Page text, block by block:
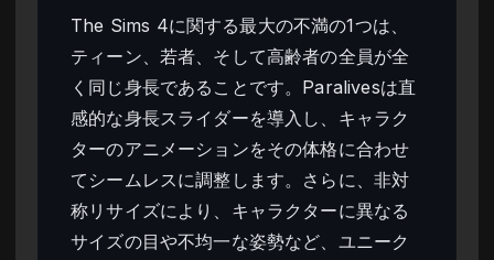
The Sims 4に関する最大の不満の1つは、
ティーン、若者、そして高齢者の全員が全
く同じ身長であることです。Paralivesは直
感的な身長スライダーを導入し、キャラク
ターのアニメーションをその体格に合わせ
てシームレスに調整します。さらに、非対
称リサイズにより、キャラクターに異なる
サイズの目や不均一な姿勢など、ユニーク